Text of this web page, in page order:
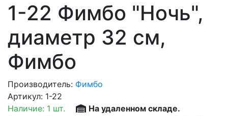
1-22 Фимбо "Ночь",
диаметр 32 см,
Фимбо
Производитель: Фимбо
Артикул: 1-22
Наличие: 1 шт. На удаленном складе.